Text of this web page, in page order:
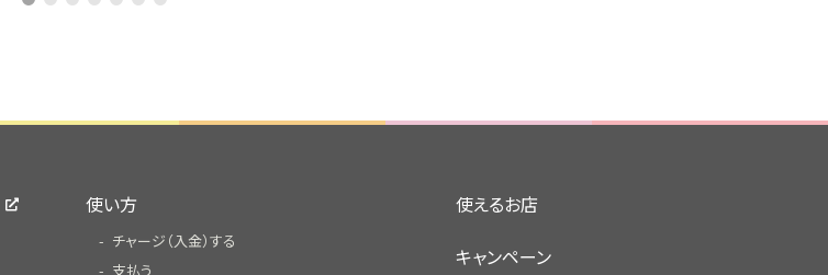
使い方
チャージ（入金）する
支払う
使えるお店
キャンペーン